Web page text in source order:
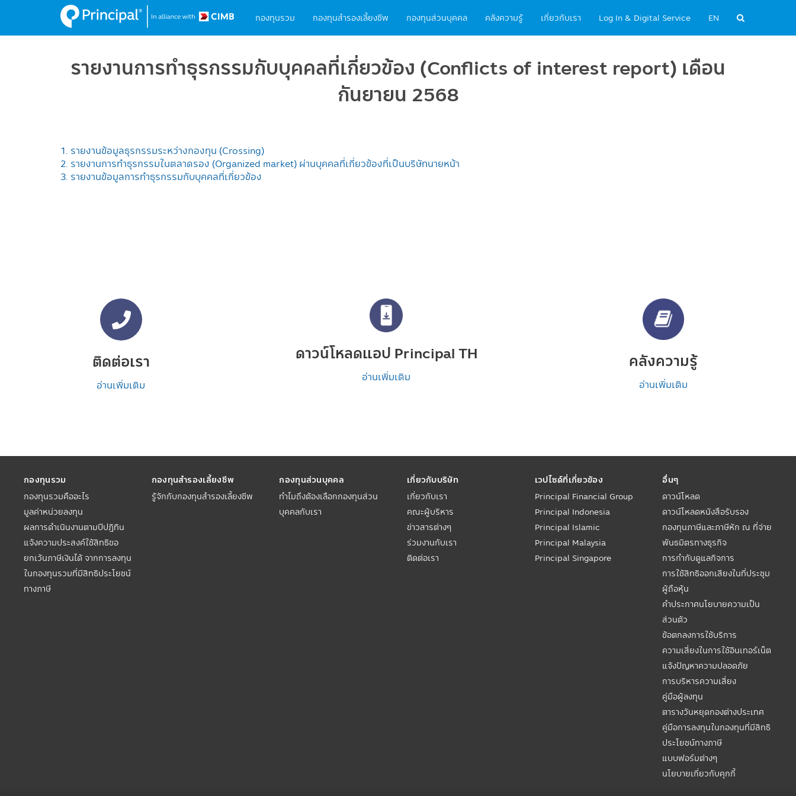
main
EN
Main
navigation
กองทุนรวม กองทุนสำรองเลี้ยงชีพ กองทุนส่วนบุคคล คลังความรู้ เกี่ยวกับเรา Log In & Digital Service
รายงานการทำธุรกรรมกับบุคคลที่เกี่ยวข้อง (Conflicts of interest report) เดือน
กันยายน 2568
1. รายงานข้อมูลธุรกรรมระหว่างกองทุน (Crossing)
2. รายงานการทำธุรกรรมในตลาดรอง (Organized market) ผ่านบุคคลที่เกี่ยวข้องที่เป็นบริษัทนายหน้า
3. รายงานข้อมูลการทำธุรกรรมกับบุคคลที่เกี่ยวข้อง
ติดต่อเรา
อ่านเพิ่มเติม
ดาวน์โหลดแอป Principal TH
อ่านเพิ่มเติม
คลังความรู้
อ่านเพิ่มเติม
กองทุนรวม
กองทุนรวมคืออะไร
มูลค่าหน่วยลงทุน
ผลการดำเนินงานตามปีปฏิทิน
แจ้งความประสงค์ใช้สิทธิขอ
ยกเว้นภาษีเงินได้ จากการลงทุน
ในกองทุนรวมที่มีสิทธิประโยชน์
ทางภาษี
กองทุนสำรองเลี้ยงชีพ
รู้จักกับกองทุนสำรองเลี้ยงชีพ
กองทุนส่วนบุคคล
ทำไมถึงต้องเลือกกองทุนส่วน
บุคคลกับเรา
เกี่ยวกับบริษัท
เกี่ยวกับเรา
คณะผู้บริหาร
ข่าวสารต่างๆ
ร่วมงานกับเรา
ติดต่อเรา
เวปไซด์ที่เกี่ยวข้อง
Principal Financial Group
Principal Indonesia
Principal Islamic
Principal Malaysia
Principal Singapore
อื่นๆ
ดาวน์โหลด
ดาวน์โหลดหนังสือรับรอง
กองทุนภาษีและภาษีหัก ณ ที่จ่าย
พันธมิตรทางธุรกิจ
การกำกับดูแลกิจการ
การใช้สิทธิออกเสียงในที่ประชุม
ผู้ถือหุ้น
คำประกาศนโยบายความเป็น
ส่วนตัว
ข้อตกลงการใช้บริการ
ความเสี่ยงในการใช้อินเทอร์เน็ต
แจ้งปัญหาความปลอดภัย
การบริหารความเสี่ยง
คู่มือผู้ลงทุน
ตารางวันหยุดกองต่างประเทศ
คู่มือการลงทุนในกองทุนที่มีสิทธิ
ประโยชน์ทางภาษี
แบบฟอร์มต่างๆ
นโยบายเกี่ยวกับคุกกี้